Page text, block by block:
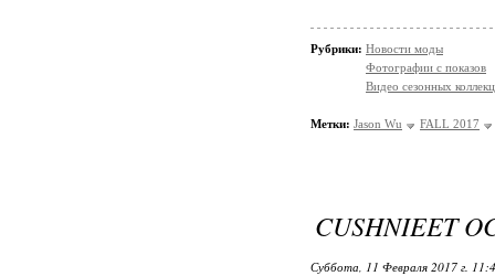
Рубрики: Новости моды
Фотографии с показов
Видео сезонных
Метки: Jason Wu FALL 2017
CUSHNIEET
Суббота, 11 Февраля 2017 г.